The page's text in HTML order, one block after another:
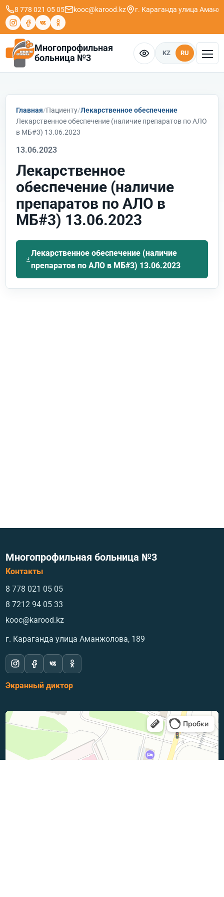
8 778 021 05 05 kooc@karood.kz г. Караганда ​улица
Многопрофильная
больница №3
KZ RU
Главная Пациенту Лекарственное обеспечение
Лекарственное обеспечение (наличие препаратов по АЛО
в МБ#3) 13.06.2023
13.06.2023
Лекарственное
обеспечение (наличие
препаратов по АЛО в
МБ#3) 13.06.2023
Лекарственное обеспечение (наличие
препаратов по АЛО в МБ#3) 13.06.2023
Многопрофильная больница №3
Контакты
8 778 021 05 05
8 7212 94 05 33
kooc@karood.kz
г. Караганда ​улица Аманжолова, 189
Экранный диктор